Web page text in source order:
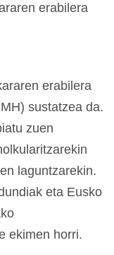
erabilera
erabilera
sustatzea da.
zuen
laguntzarekin.
eta Eusko
ekimen horri.